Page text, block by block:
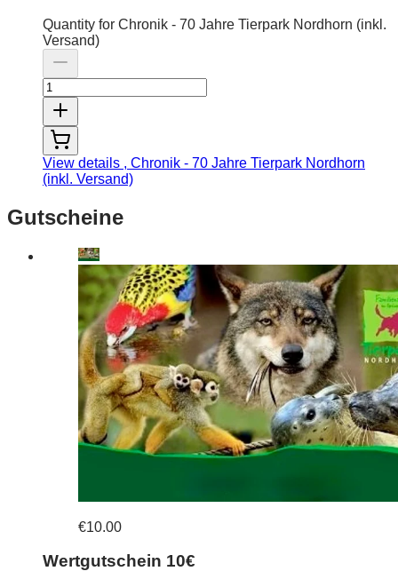
Quantity for Chronik - 70 Jahre Tierpark Nordhorn (inkl.
Versand)
View details , Chronik - 70 Jahre Tierpark Nordhorn
(inkl. Versand)
Gutscheine
€10.00
Wertgutschein 10€